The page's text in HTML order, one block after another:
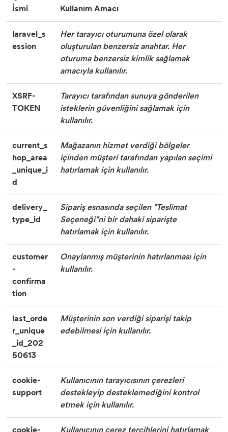
İsmi
Kullanım Amacı
laravel_s
ession
Her tarayıcı oturumuna özel olarak
oluşturulan benzersiz anahtar. Her
oturuma benzersiz kimlik sağlamak
amacıyla kullanılır.
XSRF-
TOKEN
Tarayıcı tarafından sunuya gönderilen
isteklerin güvenliğini sağlamak için
kullanılır.
current_s
hop_area
_unique_i
d
Mağazanın hizmet verdiği bölgeler
içinden müşteri tarafından yapılan seçimi
hatırlamak için kullanılır.
delivery_
type_id
Sipariş esnasında seçilen "Teslimat
Seçeneği"ni bir dahaki siparişte
hatırlamak için kullanılır.
customer
-
confirma
tion
Onaylanmış müşterinin hatırlanması için
kullanılır.
last_orde
r_unique
_id_202
50613
Müşterinin son verdiği siparişi takip
edebilmesi için kullanılır.
cookie-
support
Kullanıcının tarayıcısının çerezleri
destekleyip desteklemediğini kontrol
etmek için kullanılır.